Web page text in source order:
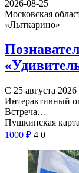
2026-08-25
Московская
«Лыткарино»
С 25 августа
Интерактивный
Встреча…
Пушкинская карта
1000 ₽ 4 0